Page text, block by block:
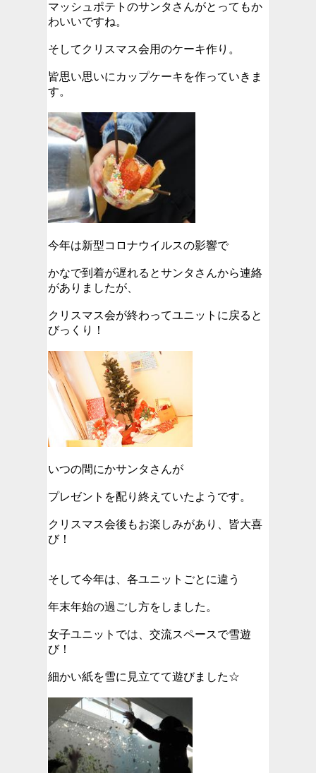
マッシュポテトのサンタさんがとってもか
わいいですね。
そしてクリスマス会用のケーキ作り。
皆思い思いにカップケーキを作っていきま
す。
今年は新型コロナウイルスの影響で
かなで到着が遅れるとサンタさんから連絡
がありましたが、
クリスマス会が終わってユニットに戻ると
びっくり！
いつの間にかサンタさんが
プレゼントを配り終えていたようです。
クリスマス会後もお楽しみがあり、皆大喜
び！
そして今年は、各ユニットごとに違う
年末年始の過ごし方をしました。
女子ユニットでは、交流スペースで雪遊
び！
細かい紙を雪に見立てて遊びました☆